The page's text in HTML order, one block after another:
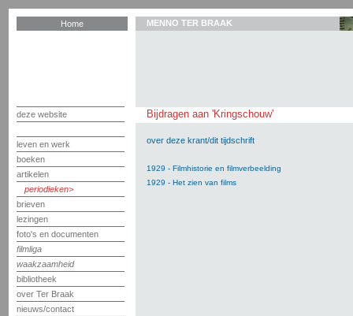
Home
deze website
leven en werk
boeken
artikelen
periodieken
brieven
lezingen
foto's en documenten
filmliga
waakzaamheid
bibliotheek
over Ter Braak
nieuws/contact
MENNO TER BRAAK
Bijdragen aan 'Kringschouw'
over deze krant/dit tijdschrift
1929 - Filmhistorie en filmverbeelding
1929 - Het zien van films